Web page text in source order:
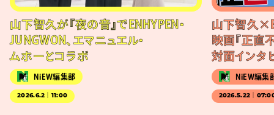
山下智久が『夜の音』でENHYPEN・
JUNGWON、エマニュエル・
ムホーとコラボ
NiEW編集部
2026.6.2｜11:00
山下智久
映画『正直
対面インタ
NiEW編集
2026.5.22｜